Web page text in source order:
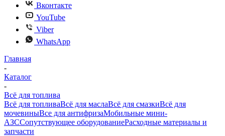
Вконтакте
YouTube
Viber
WhatsApp
Главная
-
Каталог
-
Всё для топлива
Всё для топливаВсё для маслаВсё для смазкиВсё для
мочевиныВсе для антифризаМобильные мини-
АЗССопутствующее оборудованиеРасходные материалы и
запчасти